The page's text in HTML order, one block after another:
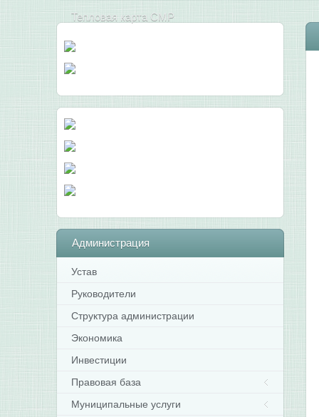
Тепловая карта СМР
Администрация
Устав
Руководители
Структура администрации
Экономика
Инвестиции
Правовая база
Муниципальные услуги